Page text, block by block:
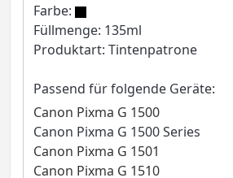
Farbe:
Füllmenge: 135ml
Produktart: Tintenpatrone
Passend für folgende Geräte:
Canon Pixma G 1500
Canon Pixma G 1500 Series
Canon Pixma G 1501
Canon Pixma G 1510